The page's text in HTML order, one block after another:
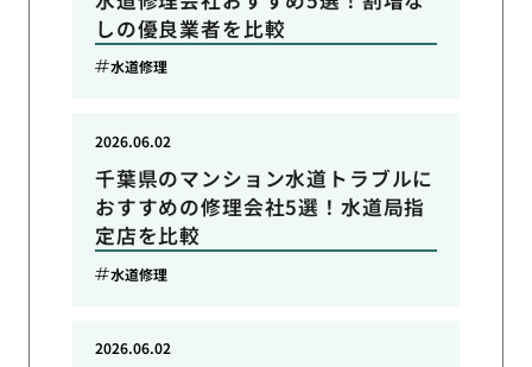
しの優良業者を比較
水道修理
千葉県のマンション水道トラブルに
おすすめの修理会社5選！水道局指
定店を比較
2026.06.02
水道修理
2026.06.02